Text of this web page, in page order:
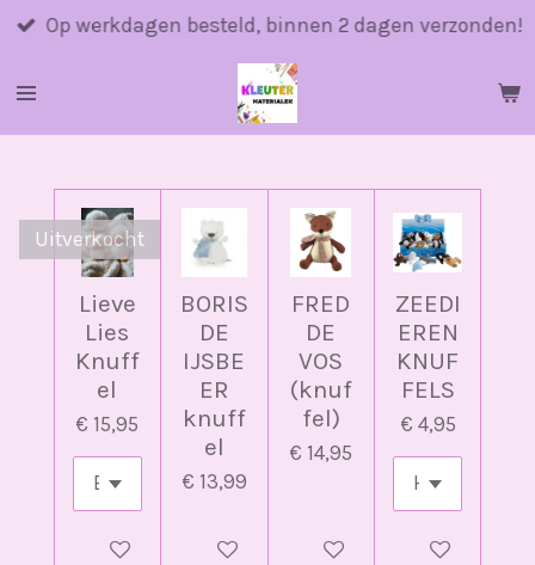
Ga
naar
Op werkdagen besteld, binnen 2 dagen verzonden!
Uitverkocht
Lieve
Lies
Knuff
el
€ 15,95
Houd mij op de hoogte
BORIS
DE
IJSBE
ER
knuff
el
€ 13,99
In winkelwagen
FRED
DE
VOS
(knuf
fel)
€ 14,95
In winkelwagen
ZEEDI
EREN
KNUF
FELS
€ 4,95
In